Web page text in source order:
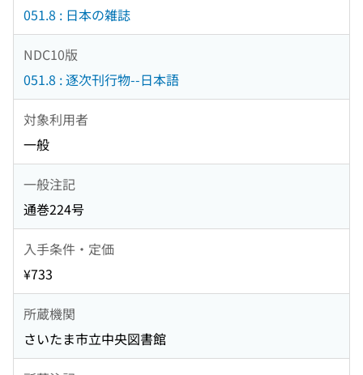
051.8 : 日本の雑誌
NDC10版
051.8 : 逐次刊行物--日本語
対象利用者
一般
一般注記
通巻224号
入手条件・定価
¥733
所蔵機関
さいたま市立中央図書館